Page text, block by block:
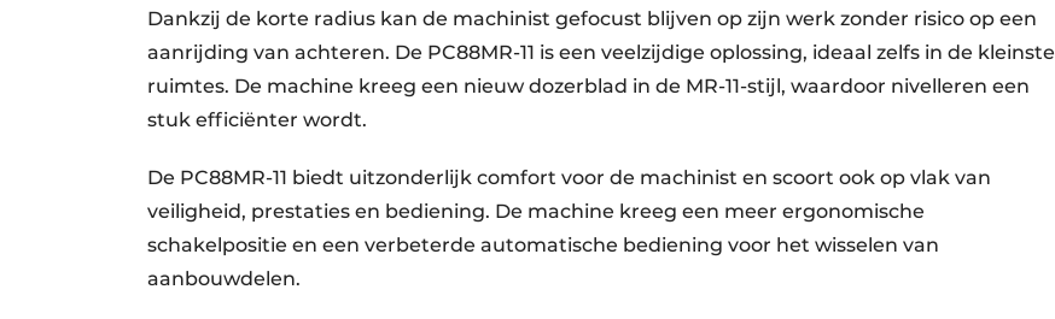
Dankzij de korte radius kan de machinist gefocust blijven op zijn werk zonder risico op een
aanrijding van achteren. De PC88MR-11 is een veelzijdige oplossing, ideaal zelfs in de kleinste
ruimtes. De machine kreeg een nieuw dozerblad in de MR-11-stijl, waardoor nivelleren een
stuk efficiënter wordt.
De PC88MR-11 biedt uitzonderlijk comfort voor de machinist en scoort ook op vlak van
veiligheid, prestaties en bediening. De machine kreeg een meer ergonomische
schakelpositie en een verbeterde automatische bediening voor het wisselen van
aanbouwdelen.